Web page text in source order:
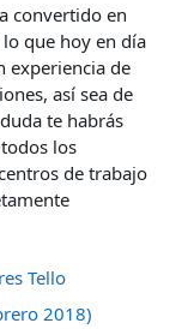
convertido en
que hoy en día
experiencia de
así sea de
te habrás
los
de trabajo
Tello
2018)